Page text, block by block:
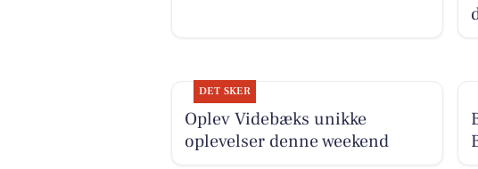
DET SKER
Oplev Videbæks unikke
oplevelser denne weekend